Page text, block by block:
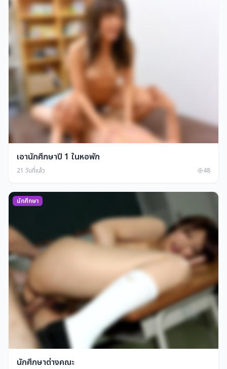
เอานักศึกษาปี 1 ในหอพัก
21 วันที่แล้ว 48
นักศึกษา
นักศึกษาต่างคณะ